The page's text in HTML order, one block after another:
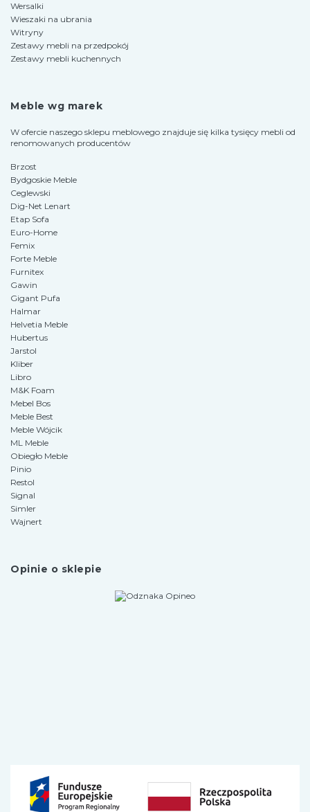
Wersalki
Wieszaki na ubrania
Witryny
Zestawy mebli na przedpokój
Zestawy mebli kuchennych
Meble wg marek
W ofercie naszego sklepu meblowego znajduje się kilka tysięcy mebli od
renomowanych producentów
Brzost
Bydgoskie Meble
Ceglewski
Dig-Net Lenart
Etap Sofa
Euro-Home
Femix
Forte Meble
Furnitex
Gawin
Gigant Pufa
Halmar
Helvetia Meble
Hubertus
Jarstol
Kliber
Libro
M&K Foam
Mebel Bos
Meble Best
Meble Wójcik
ML Meble
Obiegło Meble
Pinio
Restol
Signal
Simler
Wajnert
Opinie o sklepie